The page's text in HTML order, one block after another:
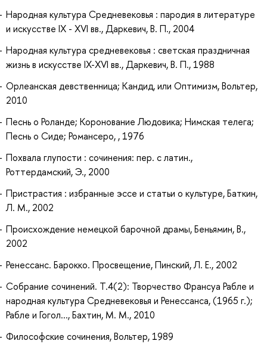
Народная культура Средневековья : пародия в литературе
и искусстве IX - XVI вв., Даркевич, В. П., 2004
Народная культура средневековья : светская праздничная
жизнь в искусстве IX-XVI вв., Даркевич, В. П., 1988
Орлеанская девственница; Кандид, или Оптимизм, Вольтер,
2010
Песнь о Роланде; Коронование Людовика; Нимская телега;
Песнь о Сиде; Романсеро, , 1976
Похвала глупости : сочинения: пер. с латин.,
Роттердамский, Э., 2000
Пристрастия : избранные эссе и статьи о культуре, Баткин,
Л. М., 2002
Происхождение немецкой барочной драмы, Беньямин, В.,
2002
Ренессанс. Барокко. Просвещение, Пинский, Л. Е., 2002
Собрание сочинений. Т.4(2): Творчество Франсуа Рабле и
народная культура Средневековья и Ренессанса, (1965 г.);
Рабле и Гогол..., Бахтин, М. М., 2010
Философские сочинения, Вольтер, 1989